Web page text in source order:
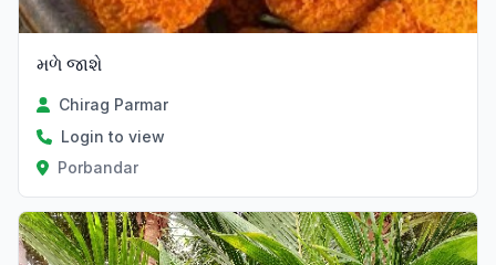
મળે જાશે
Chirag Parmar
Login to view
Porbandar